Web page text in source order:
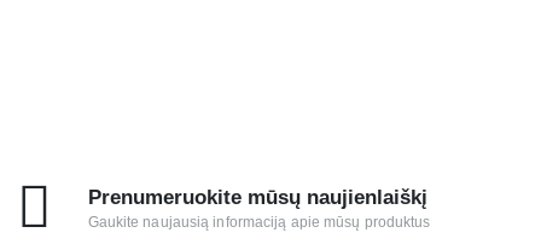
Prenumeruokite mūsų naujienlaiškį
Gaukite naujausią informaciją apie mūsų produktus